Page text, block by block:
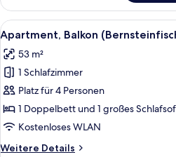
Balkon
(Bella)
Alle
Fotos
für
Apartment,
Balkon
(Bernsteinfischer)
anzeigen
12
Apartment, Balkon
53 m²
1 Schlafzimmer
Platz für 4 Personen
1 Doppelbett und 1 großes
Kostenloses WLAN
Weitere Details
Weitere